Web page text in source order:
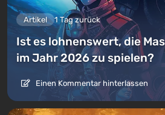
Artikel 1 Tag zurück
Ist es lohnenswert, die
im Jahr 2026 zu spielen?
Einen Kommentar hinterlassen